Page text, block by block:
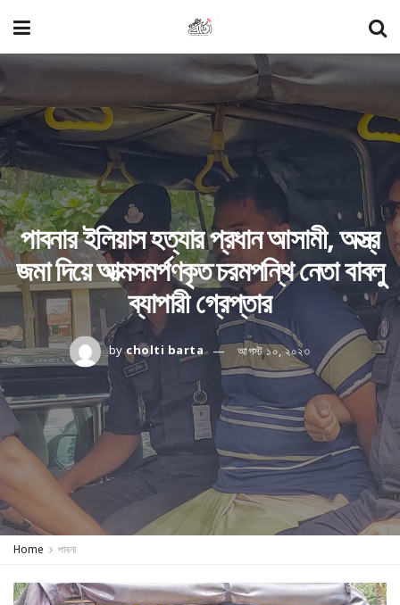
পাবনার ইলিয়াস হত্যার প্রধান আসামী, অস্ত্র
জমা দিয়ে আত্মসমর্পণকৃত চরমপন্থি নেতা বাবলু
ব্যাপারী গ্রেপ্তার
by cholti barta আগস্ট ১০, ২০২৩
Home পাবনা